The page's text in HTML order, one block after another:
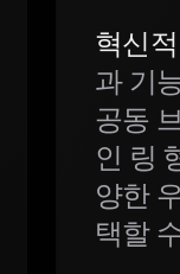
혁신
과 기
공동
인 링
양한
택할